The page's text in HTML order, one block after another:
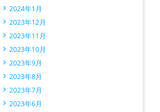
2024年1月
2023年12月
2023年11月
2023年10月
2023年9月
2023年8月
2023年7月
2023年6月